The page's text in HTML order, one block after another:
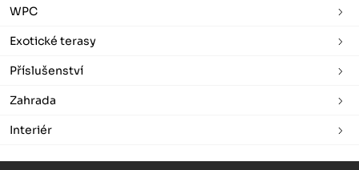
WPC
Exotické terasy
Příslušenství
Zahrada
Interiér